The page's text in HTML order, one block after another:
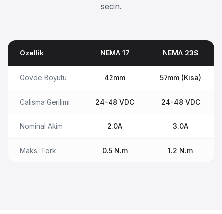
secin.
Ozellik NEMA 17 NEMA 23S
Govde Boyutu 42mm 57mm (Kisa)
Calisma Gerilimi 24-48 VDC 24-48 VDC
Nominal Akim 2.0A 3.0A
Maks. Tork 0.5 N.m 1.2 N.m